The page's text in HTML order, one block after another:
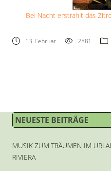
Bei Nacht erstrahlt das
13. Februar 2881
NEUESTE BEITRÄGE
MUSIK ZUM TRÄUMEN IM
RIVIERA